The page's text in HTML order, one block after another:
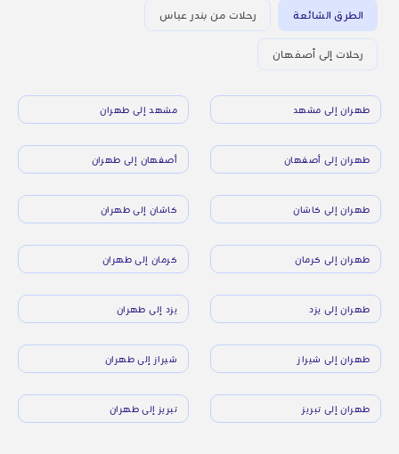
الطرق الشائعة رحلات من بندر عباس
رحلات إلى أصفهان
طهران إلى مشهد مشهد إلى طهران
طهران إلى أصفهان أصفهان إلى طهران
طهران إلى كاشان كاشان إلى طهران
طهران إلى كرمان كرمان إلى طهران
طهران إلى يزد يزد إلى طهران
طهران إلى شيراز شيراز إلى طهران
طهران إلى تبريز تبريز إلى طهران